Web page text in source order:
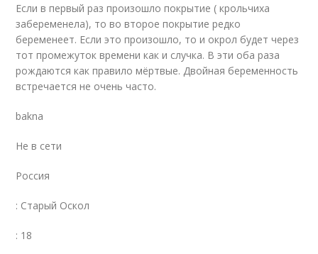
Если в первый раз произошло покрытие ( крольчиха
забеременела), то во второе покрытие редко
беременеет. Если это произошло, то и окрол будет через
тот промежуток времени как и случка. В эти оба раза
рождаются как правило мёртвые. Двойная беременность
встречается не очень часто.
bakna
Не в сети
Россия
: Старый Оскол
: 18